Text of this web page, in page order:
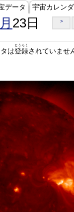
データ 宇宙カレン
23日 >
は登録
とうろく
されていませ